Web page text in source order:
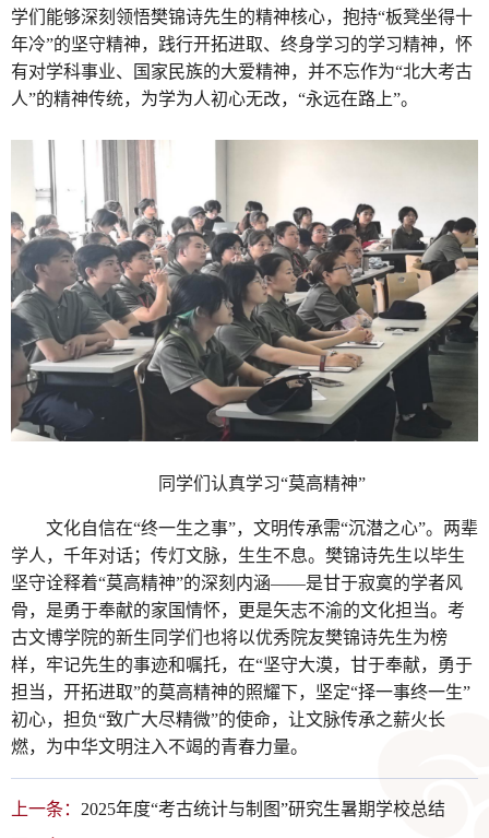
学们能够深刻领悟樊锦诗先生的精神核心，抱持“板凳坐得十
年冷”的坚守精神，践行开拓进取、终身学习的学习精神，怀
有对学科事业、国家民族的大爱精神，并不忘作为“北大考古
人”的精神传统，为学为人初心无改，“永远在路上”。
同学们认真学习“莫高精神”
文化自信在“终一生之事”，文明传承需“沉潜之心”。两辈
学人，千年对话；传灯文脉，生生不息。樊锦诗先生以毕生
坚守诠释着“莫高精神”的深刻内涵——是甘于寂寞的学者风
骨，是勇于奉献的家国情怀，更是矢志不渝的文化担当。考
古文博学院的新生同学们也将以优秀院友樊锦诗先生为榜
样，牢记先生的事迹和嘱托，在“坚守大漠，甘于奉献，勇于
担当，开拓进取”的莫高精神的照耀下，坚定“择一事终一生”
初心，担负“致广大尽精微”的使命，让文脉传承之薪火长
燃，为中华文明注入不竭的青春力量。
上一条： 2025年度“考古统计与制图”研究生暑期学校总结